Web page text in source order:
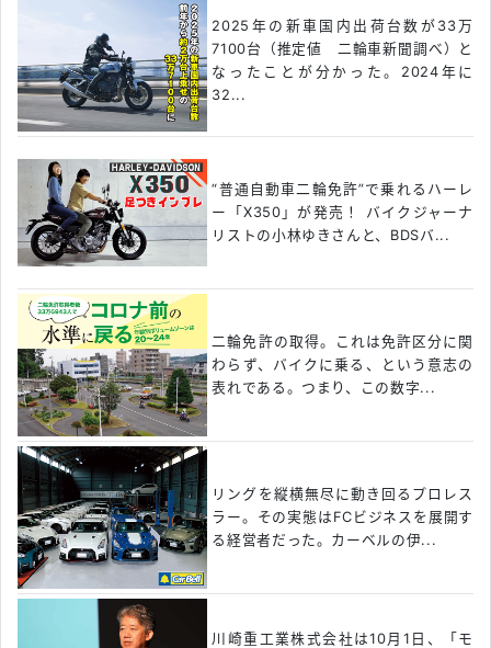
2025年の新車国内出荷台数が33万
7100台（推定値 二輪車新聞調べ）と
なったことが分かった。2024年に
32...
“普通自動車二輪免許”で乗れるハーレ
ー「X350」が発売！ バイクジャーナ
リストの小林ゆきさんと、BDSバ...
二輪免許の取得。これは免許区分に関
わらず、バイクに乗る、という意志の
表れである。つまり、この数字...
リングを縦横無尽に動き回るプロレス
ラー。その実態はFCビジネスを展開す
る経営者だった。カーベルの伊...
川崎重工業株式会社は10月1日、「モ